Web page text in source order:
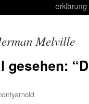
erklärung
Melville
gesehen: